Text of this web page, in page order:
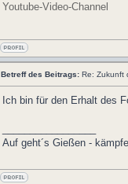
Youtube-Video-Channel
Betreff des Beitrags: Re: Zukunft
Ich bin für den Erhalt des
Auf geht´s Gießen -